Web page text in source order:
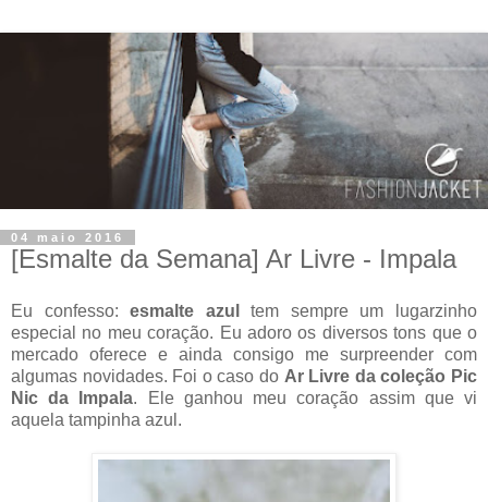
04 maio 2016
[Esmalte da Semana] Ar Livre - Impala
Eu confesso:esmalte azul
tem sempre um lugarzinho
especial no meu coração. Eu adoro os diversos tons que o
mercado oferece e ainda consigo me surpreender com
algumas novidades. Foi o caso do Ar Livre da coleção Pic
Nic da Impala. Ele ganhou meu coração assim que vi
aquela tampinha azul.